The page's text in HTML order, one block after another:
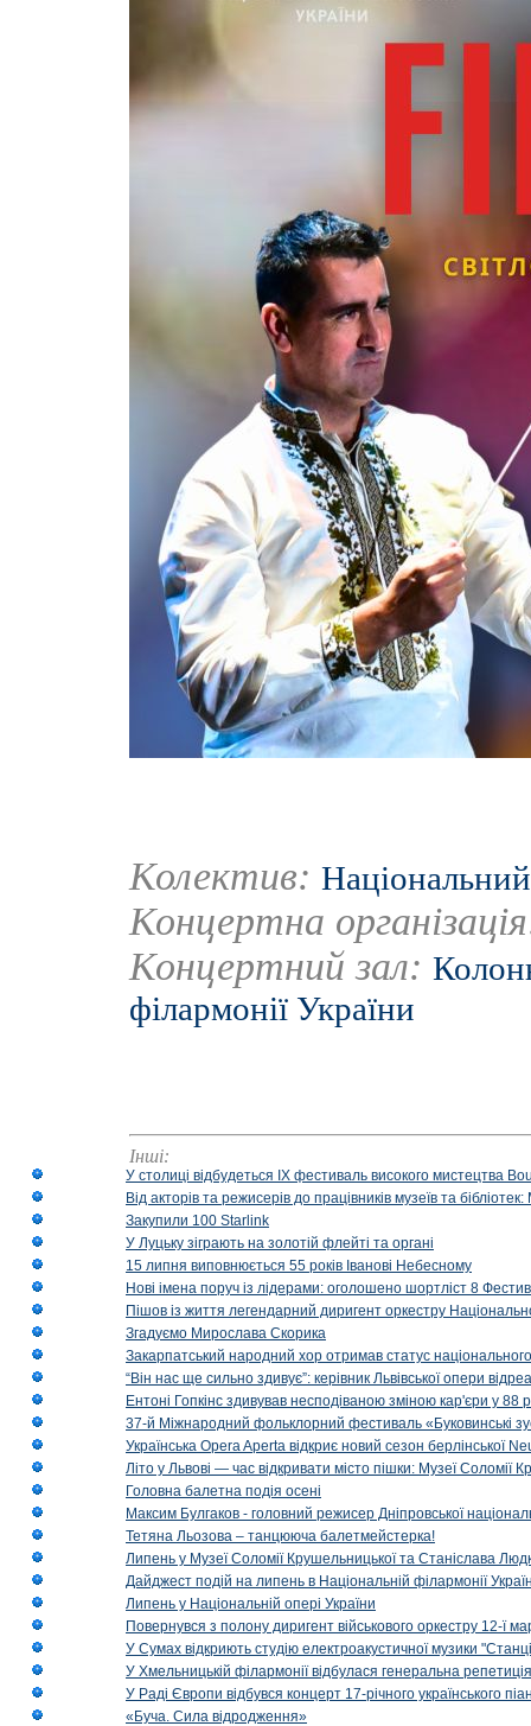
Колектив:
Концертна
Концертний зал:
філармонії України
Інші:
У столиці відбудеться IX фестиваль високого мистецтва
Від акторів та режисерів до працівників музеїв та
Закупили 100 Starlink
У Луцьку зіграють на золотій флейті та органі
15 липня виповнюється 55 років Іванові Небесному
Нові імена поруч із лідерами: оголошено шортліст 8
Пішов із життя легендарний диригент оркестру
Згадуємо Мирослава Скорика
Закарпатський народний хор отримав статус національного
“Він нас ще сильно здивує”: керівник Львівської опери
Ентоні Гопкінс здивував несподіваною зміною кар'єри у 88
37-й Міжнародний фольклорний фестиваль «Буковинські
Українська Opera Aperta відкриє новий сезон берлінської
Літо у Львові — час відкривати місто пішки: Музеї Соломії
Головна балетна подія осені
Максим Булгаков - головний режисер Дніпровської
Тетяна Льозова – танцююча балетмейстерка!
Липень у Музеї Соломії Крушельницької та Станіслава
Дайджест подій на липень в Національній філармонії
Липень у Національній опері України
Повернувся з полону диригент військового оркестру 12-ї
У Сумах відкриють студію електроакустичної музики
У Хмельницькій філармонії відбулася генеральна
У Раді Європи відбувся концерт 17-річного українського
«Буча. Сила відродження»